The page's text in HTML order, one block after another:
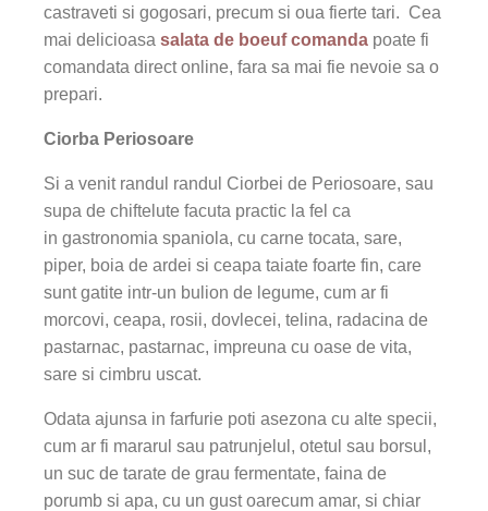
castraveti si gogosari, precum si oua fierte tari. Cea
mai delicioasa salata de boeuf comanda poate fi
comandata direct online, fara sa mai fie nevoie sa o
prepari.
Ciorba Periosoare
Si a venit randul randul Ciorbei de Periosoare, sau
supa de chiftelute facuta practic la fel ca
in gastronomia spaniola, cu carne tocata, sare,
piper, boia de ardei si ceapa taiate foarte fin, care
sunt gatite intr-un bulion de legume, cum ar fi
morcovi, ceapa, rosii, dovlecei, telina, radacina de
pastarnac, pastarnac, impreuna cu oase de vita,
sare si cimbru uscat.
Odata ajunsa in farfurie poti asezona cu alte specii,
cum ar fi mararul sau patrunjelul, otetul sau borsul,
un suc de tarate de grau fermentate, faina de
porumb si apa, cu un gust oarecum amar, si chiar